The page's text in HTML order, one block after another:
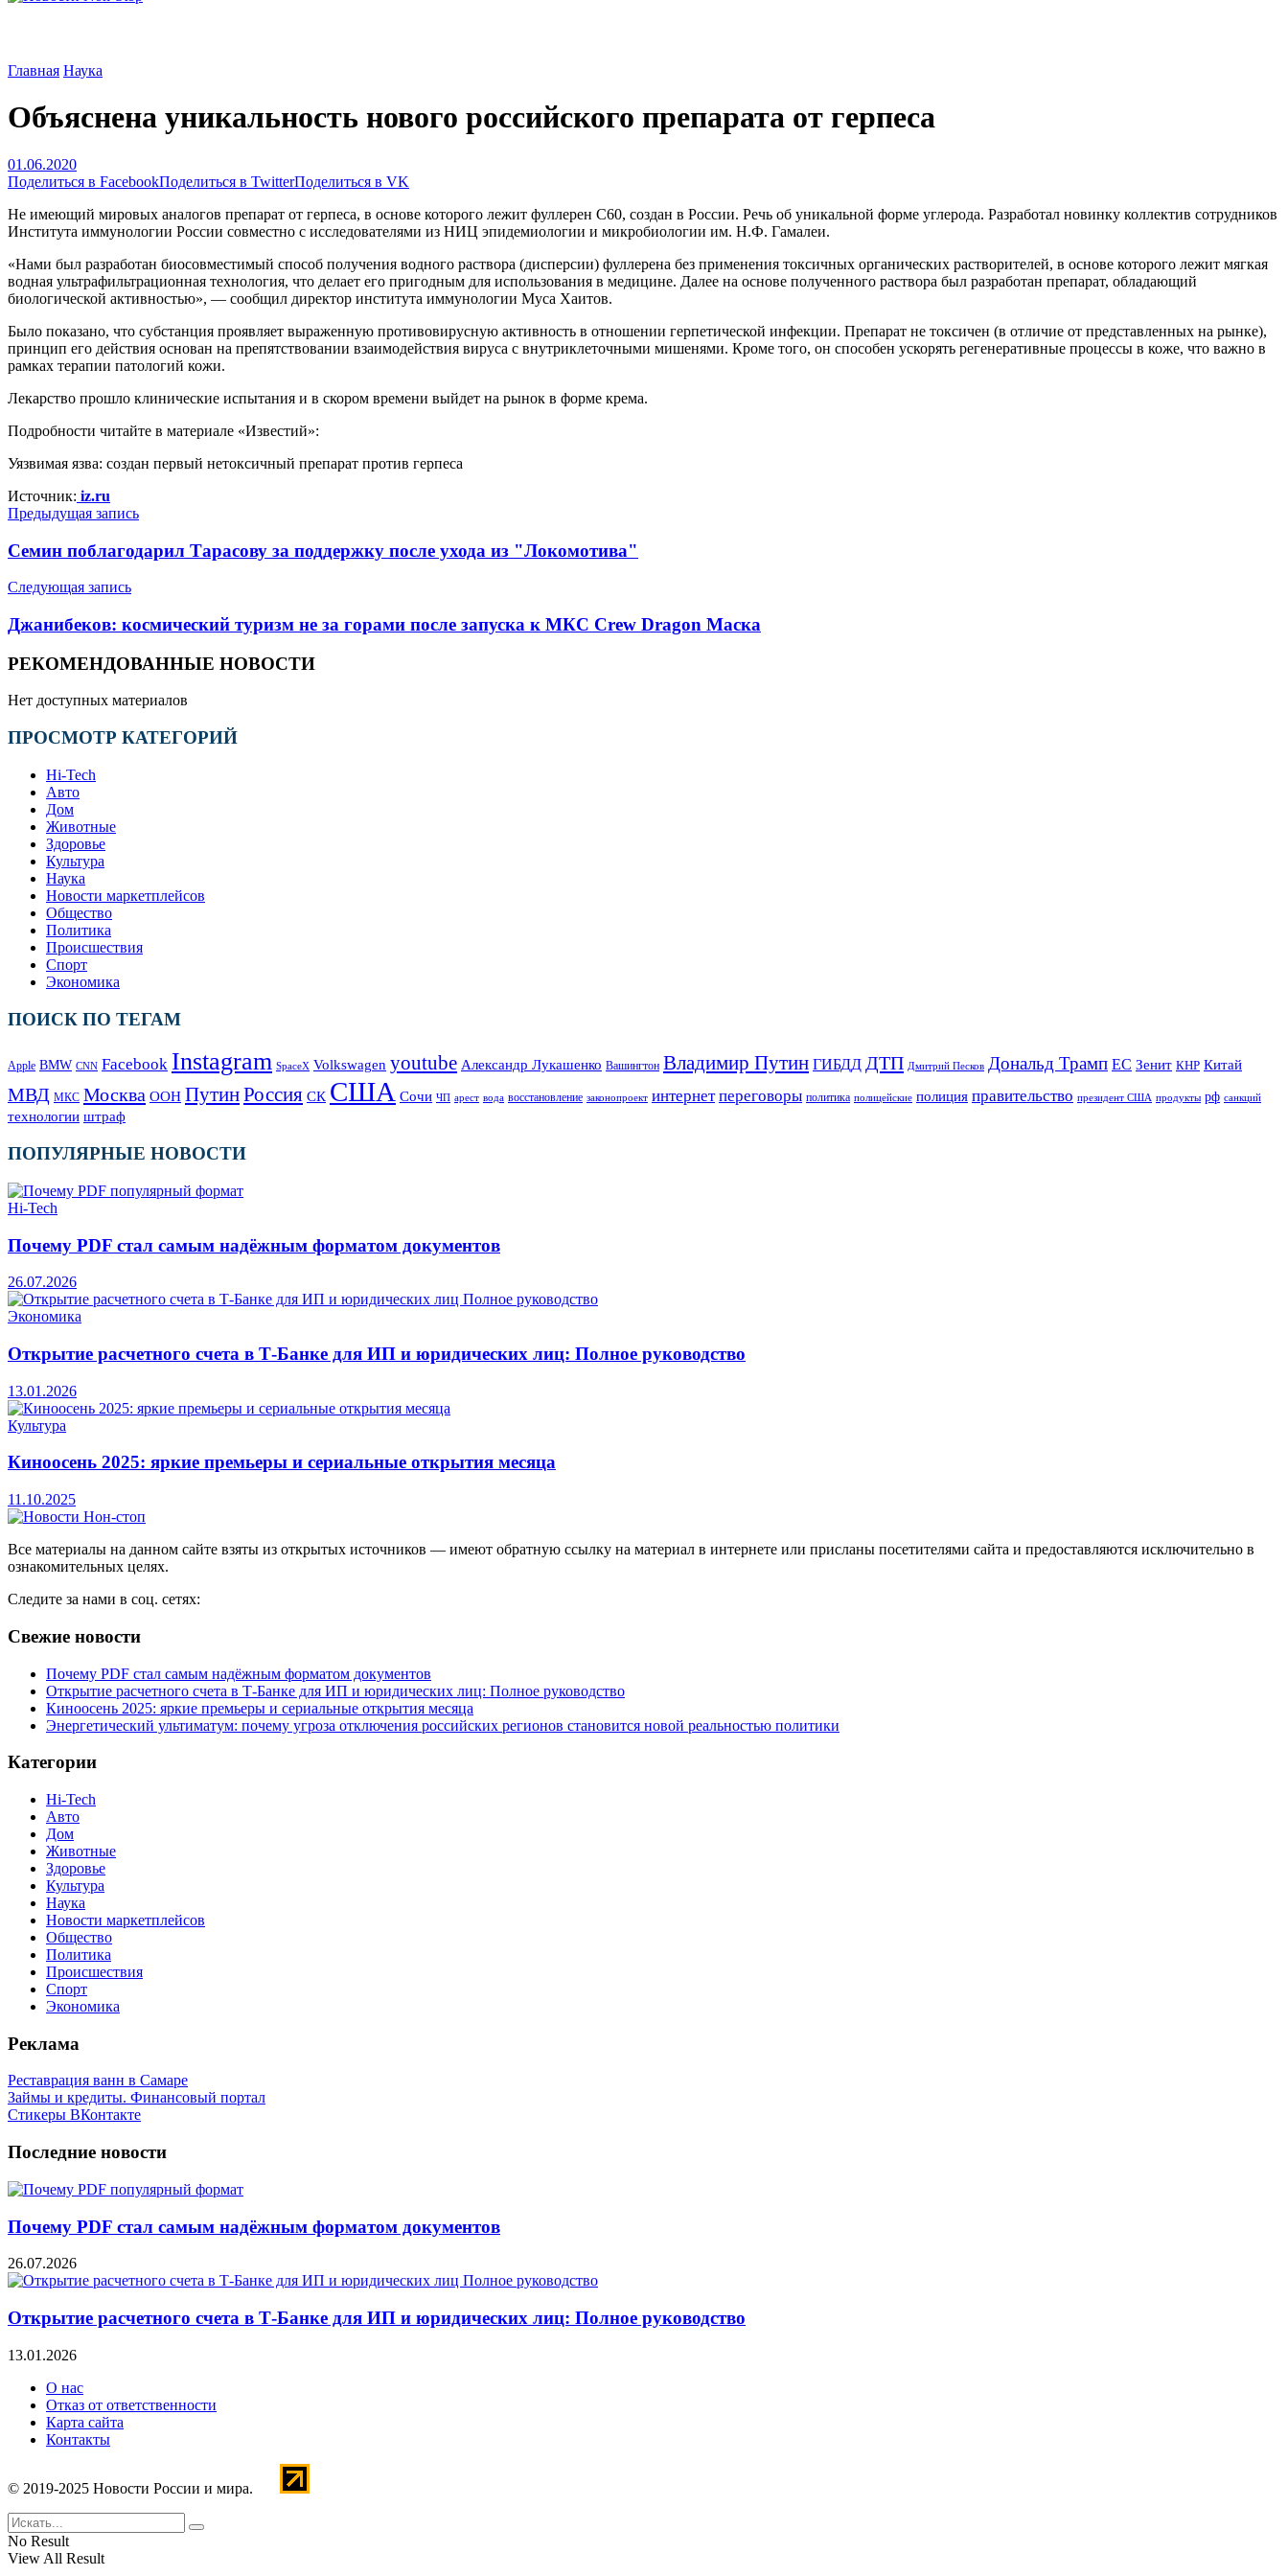
Главная Наука
Объяснена уникальность нового российского препарата от герпеса
01.06.2020
Поделиться в FacebookПоделиться в TwitterПоделиться в VK
Не имеющий мировых аналогов препарат от герпеса, в основе которого лежит фуллерен С60, создан в России. Речь об уникальной форме углерода. Разработал новинку коллектив сотрудников
Института иммунологии России совместно с исследователями из НИЦ эпидемиологии и микробиологии им. Н.Ф. Гамалеи.
«Нами был разработан биосовместимый способ получения водного раствора (дисперсии) фуллерена без применения токсичных органических растворителей, в основе которого лежит мягкая
водная ультрафильтрационная технология, что делает его пригодным для использования в медицине. Далее на основе полученного раствора был разработан препарат, обладающий
биологической активностью», — сообщил директор института иммунологии Муса Хаитов.
Было показано, что субстанция проявляет выраженную противовирусную активность в отношении герпетической инфекции. Препарат не токсичен (в отличие от представленных на рынке),
принцип его действия основан на препятствовании взаимодействия вируса с внутриклеточными мишенями. Кроме того, он способен ускорять регенеративные процессы в коже, что важно в
рамках терапии патологий кожи.
Лекарство прошло клинические испытания и в скором времени выйдет на рынок в форме крема.
Подробности читайте в материале «Известий»:
Уязвимая язва: создан первый нетоксичный препарат против герпеса
Источник: iz.ru
Предыдущая запись
Семин поблагодарил Тарасову за поддержку после ухода из "Локомотива"
Следующая запись
Джанибеков: космический туризм не за горами после запуска к МКС Crew Dragon Маска
РЕКОМЕНДОВАННЫЕ НОВОСТИ
Нет доступных материалов
ПРОСМОТР КАТЕГОРИЙ
Hi-Tech
Авто
Дом
Животные
Здоровье
Культура
Наука
Новости маркетплейсов
Общество
Политика
Происшествия
Спорт
Экономика
ПОИСК ПО ТЕГАМ
Apple BMW CNN Facebook Instagram SpaceX Volkswagen youtube Александр Лукашенко Вашингтон Владимир Путин ГИБДД ДТП Дмитрий Песков Дональд Трамп ЕС Зенит КНР Китай
МВД МКС Москва ООН ПутинРоссия СК США Сочи ЧП арест вода восстановление законопроект интернет переговоры политика полицейские полиция правительство президент США продукты рф санкций
технологии штраф
ПОПУЛЯРНЫЕ НОВОСТИ
Hi-Tech
Почему PDF стал самым надёжным форматом документов
26.07.2026
Экономика
Открытие расчетного счета в Т-Банке для ИП и юридических лиц: Полное руководство
13.01.2026
Культура
Киноосень 2025: яркие премьеры и сериальные открытия месяца
11.10.2025
Все материалы на данном сайте взяты из открытых источников — имеют обратную ссылку на материал в интернете или присланы посетителями сайта и предоставляются исключительно в
ознакомительных целях.
Следите за нами в соц. сетях:
Свежие новости
Почему PDF стал самым надёжным форматом документов
Открытие расчетного счета в Т-Банке для ИП и юридических лиц: Полное руководство
Киноосень 2025: яркие премьеры и сериальные открытия месяца
Энергетический ультиматум: почему угроза отключения российских регионов становится новой реальностью политики
Категории
Hi-Tech
Авто
Дом
Животные
Здоровье
Культура
Наука
Новости маркетплейсов
Общество
Политика
Происшествия
Спорт
Экономика
Реклама
Реставрация ванн в Самаре
Займы и кредиты. Финансовый портал
Стикеры ВКонтакте
Последние новости
Почему PDF стал самым надёжным форматом документов
26.07.2026
Открытие расчетного счета в Т-Банке для ИП и юридических лиц: Полное руководство
13.01.2026
О нас
Отказ от ответственности
Карта сайта
Контакты
© 2019-2025 Новости России и мира.
No Result
View All Result